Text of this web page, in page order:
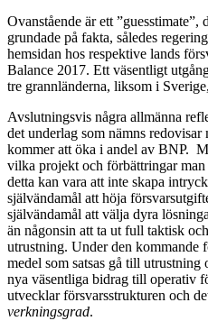
Ovanstående är ett
grundade på fakta, således
hemsidan hos respektive lands
Balance 2017. Ett väsentligt
tre grann­länderna, liksom i
Avslutningsvis några allmänna
det underlag som nämns
kommer att öka i andel av BNP.
vilka projekt och förbättringar
detta kan vara att inte skapa
självändamål att höja
självändamål att välja dyra
än någonsin att ta ut full taktisk
utrustning. Under den kommande
medel som satsas gå till utrustning
nya väsentliga bidrag till operativ
utvecklar försvarsstrukturen och
verkningsgrad.